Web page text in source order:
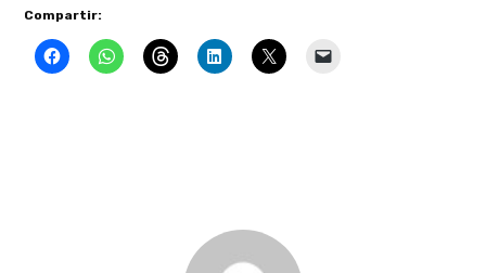
Compartir: